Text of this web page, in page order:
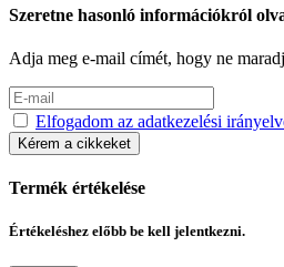
Szeretne hasonló információkról
Adja meg e-mail címét, hogy ne
Elfogadom az adatkezelési
Kérem a cikkeket
Termék értékelése
Értékeléshez előbb be kell jelentkezni.